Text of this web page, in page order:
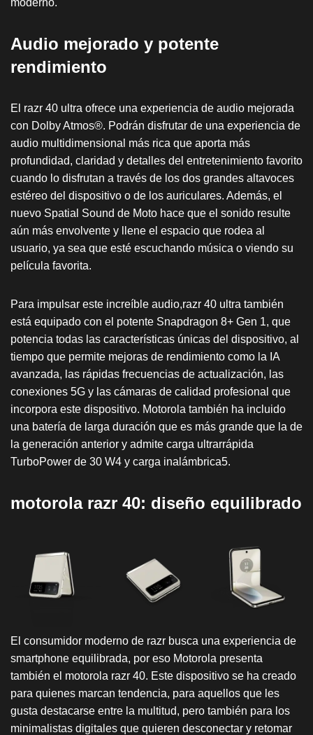
Audio mejorado y potente
rendimiento
El razr 40 ultra ofrece una experiencia de audio mejorada
con Dolby Atmos®. Podrán disfrutar de una experiencia de
audio multidimensional más rica que aporta más
profundidad, claridad y detalles del entretenimiento favorito
cuando lo disfrutan a través de los dos grandes altavoces
estéreo del dispositivo o de los auriculares. Además, el
nuevo Spatial Sound de Moto hace que el sonido resulte
aún más envolvente y llene el espacio que rodea al
usuario, ya sea que esté escuchando música o viendo su
película favorita.
Para impulsar este increíble audio,razr 40 ultra también
está equipado con el potente Snapdragon 8+ Gen 1, que
potencia todas las características únicas del dispositivo, al
tiempo que permite mejoras de rendimiento como la IA
avanzada, las rápidas frecuencias de actualización, las
conexiones 5G y las cámaras de calidad profesional que
incorpora este dispositivo. Motorola también ha incluido
una batería de larga duración que es más grande que la de
la generación anterior y admite carga ultrarrápida
TurboPower de 30 W4 y carga inalámbrica5.
motorola razr 40: diseño equilibrado
El consumidor moderno de razr busca una experiencia de
smartphone equilibrada, por eso Motorola presenta
también el motorola razr 40. Este dispositivo se ha creado
para quienes marcan tendencia, para aquellos que les
gusta destacarse entre la multitud, pero también para los
minimalistas digitales que quieren desconectar y retomar